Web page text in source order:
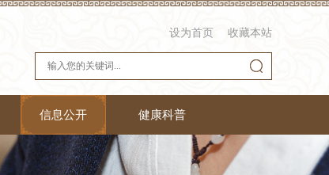
设为首页 收藏本站
信息公开 健康科普